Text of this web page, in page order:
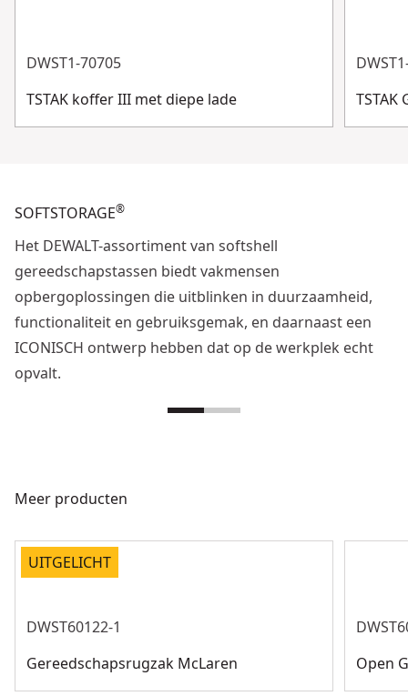
DWST1-70705
TSTAK koffer III met diepe lade
TSTAK
SOFTSTORAGE®
Het DEWALT-assortiment van softshell
gereedschapstassen biedt vakmensen
opbergoplossingen die uitblinken in duurzaamheid,
functionaliteit en gebruiksgemak, en daarnaast een
ICONISCH ontwerp hebben dat op de werkplek echt
opvalt.
Meer producten
UITGELICHT
DWST60122-1
Gereedschapsrugzak McLaren
Open